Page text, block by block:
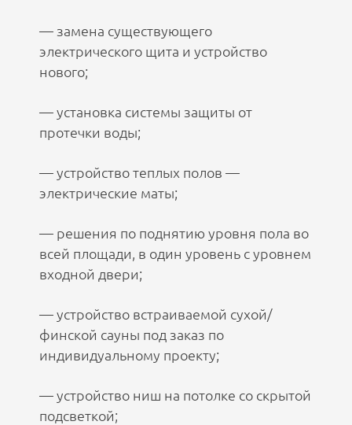
— замена существующего
электрического щита и устройство
нового;
— установка системы защиты от
протечки воды;
— устройство теплых полов —
электрические маты;
— решения по поднятию уровня пола во
всей площади, в один уровень с уровнем
входной двери;
— устройство встраиваемой сухой/
финской сауны под заказ по
индивидуальному проекту;
— устройство ниш на потолке со скрытой
подсветкой;